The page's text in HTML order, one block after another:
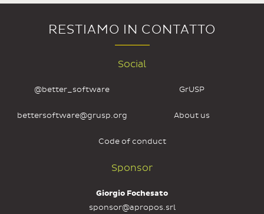
RESTIAMO IN CONTATTO
Social
@better_software GrUSP
bettersoftware@grusp.org About us
Code of conduct
Sponsor
Giorgio Fochesato
sponsor@apropos.srl